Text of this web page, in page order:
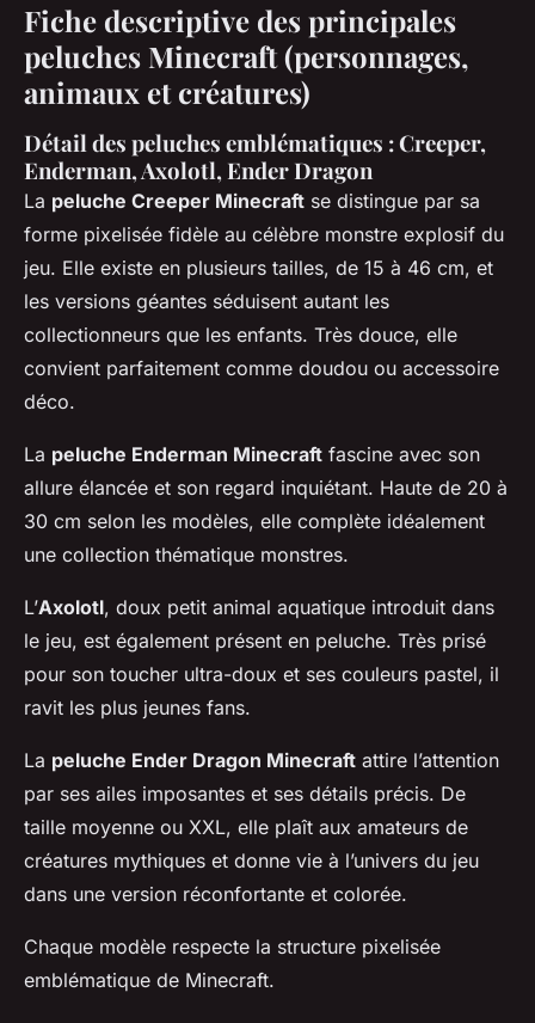
Fiche descriptive des principales
peluches Minecraft (personnages,
animaux et créatures)
Détail des peluches emblématiques : Creeper,
Enderman, Axolotl, Ender Dragon
La peluche Creeper Minecraft se distingue par sa
forme pixelisée fidèle au célèbre monstre explosif du
jeu. Elle existe en plusieurs tailles, de 15 à 46 cm, et
les versions géantes séduisent autant les
collectionneurs que les enfants. Très douce, elle
convient parfaitement comme doudou ou accessoire
déco.
La peluche Enderman Minecraft fascine avec son
allure élancée et son regard inquiétant. Haute de 20 à
30 cm selon les modèles, elle complète idéalement
une collection thématique monstres.
L’Axolotl, doux petit animal aquatique introduit dans
le jeu, est également présent en peluche. Très prisé
pour son toucher ultra-doux et ses couleurs pastel, il
ravit les plus jeunes fans.
La peluche Ender Dragon Minecraft attire l’attention
par ses ailes imposantes et ses détails précis. De
taille moyenne ou XXL, elle plaît aux amateurs de
créatures mythiques et donne vie à l’univers du jeu
dans une version réconfortante et colorée.
Chaque modèle respecte la structure pixelisée
emblématique de Minecraft.